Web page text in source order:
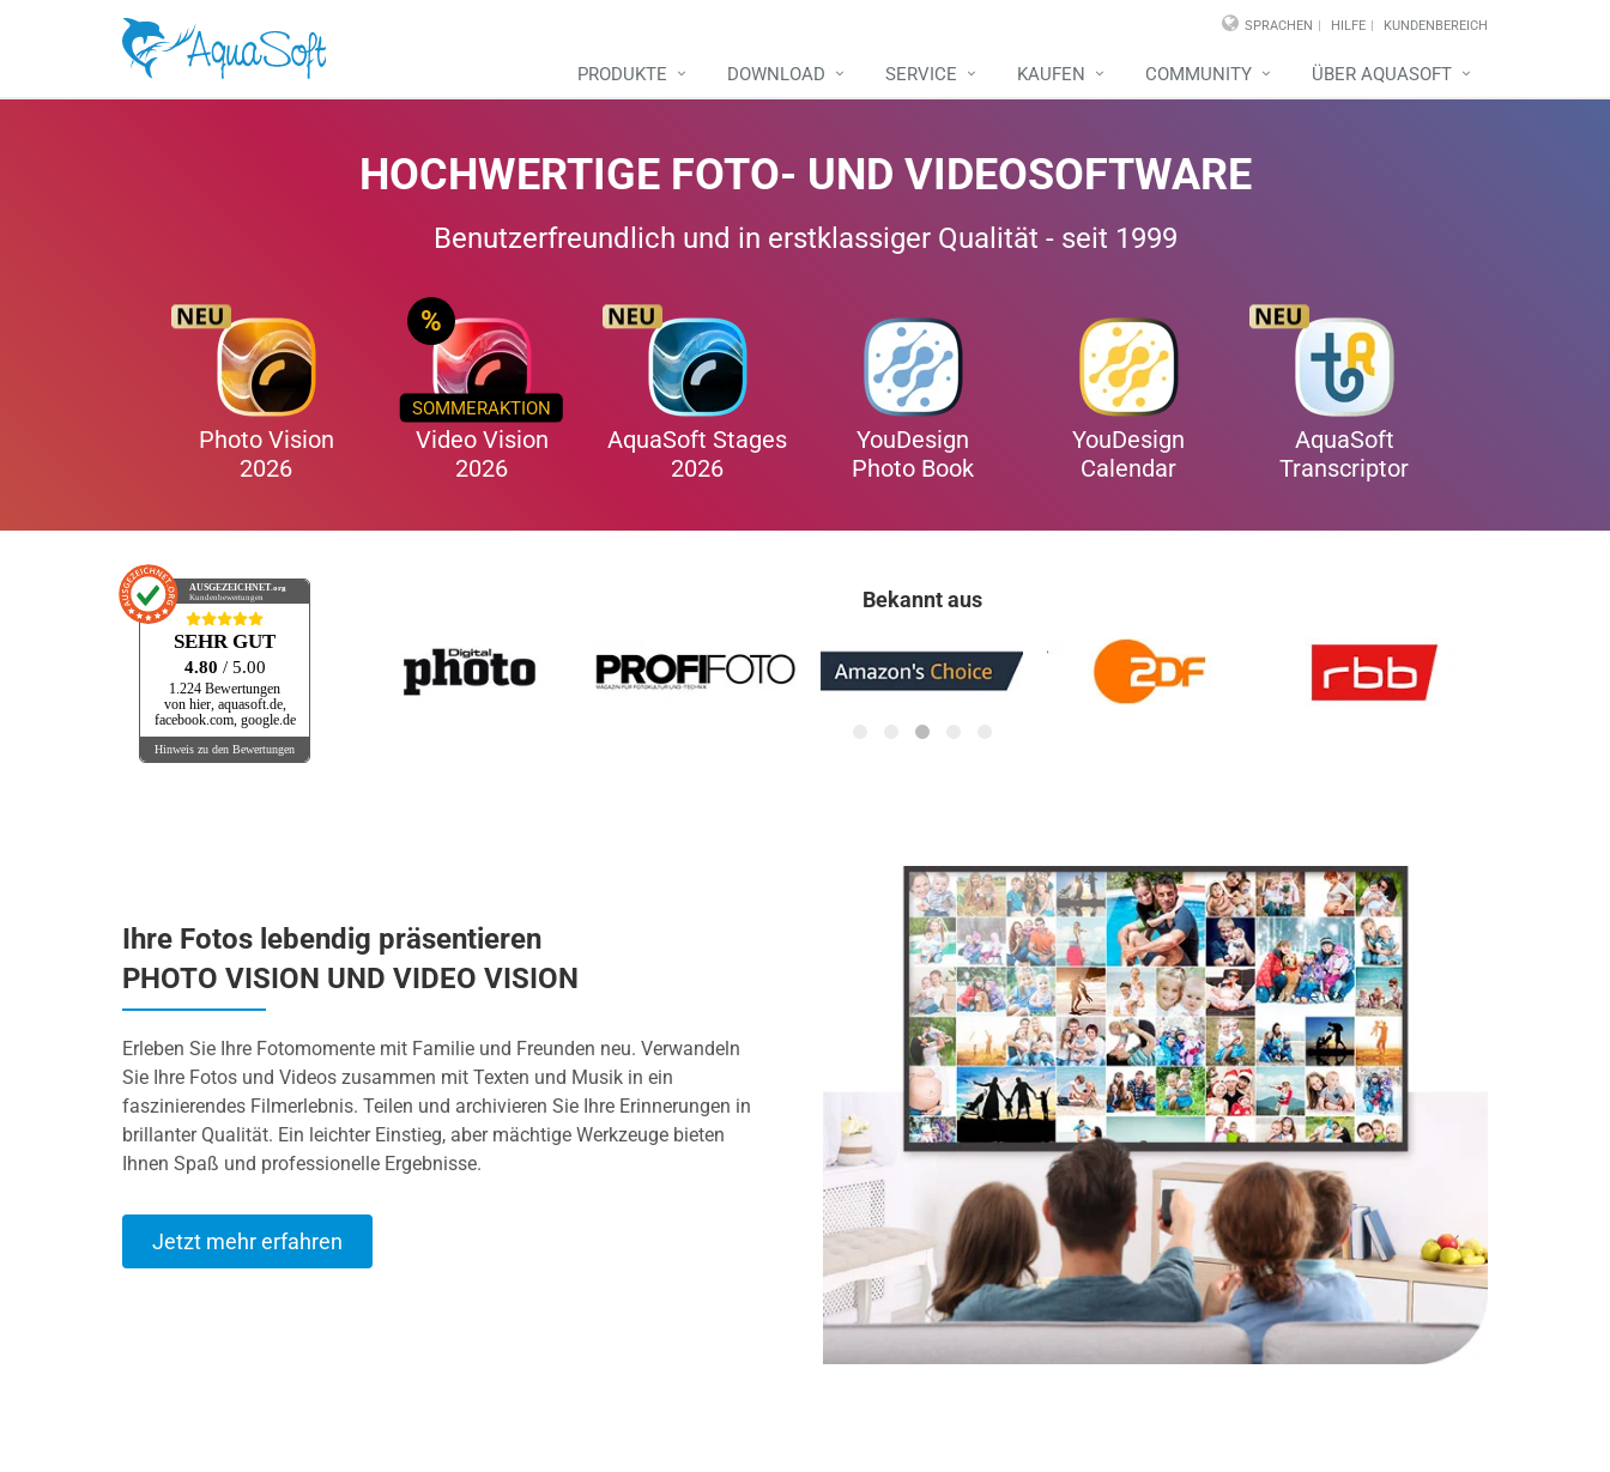
SPRACHEN HILFE KUNDENBEREICH
PRODUKTE DOWNLOAD SERVICE KAUFEN COMMUNITY ÜBER AQUASOFT
HOCHWERTIGE FOTO- UND VIDEOSOFTWARE
Benutzerfreundlich und in erstklassiger Qualität - seit 1999
Photo Vision
2026
%
SOMMERAKTION
Video Vision
2026
AquaSoft Stages
2026
YouDesign
Photo Book
YouDesign
Calendar
AquaSoft
Transcriptor
AUSGEZEICHNET .org
Kundenbewertungen
SEHR GUT
4.80 / 5.00
1.224 Bewertungen
von hier, aquasoft.de,
facebook.com, google.de
Hinweis zu den Bewertungen
Bekannt aus
Ihre Fotos lebendig präsentieren
PHOTO VISION UND VIDEO VISION
Erleben Sie Ihre Fotomomente mit Familie und Freunden neu. Verwandeln
Sie Ihre Fotos und Videos zusammen mit Texten und Musik in ein
faszinierendes Filmerlebnis. Teilen und archivieren Sie Ihre Erinnerungen in
brillanter Qualität. Ein leichter Einstieg, aber mächtige Werkzeuge bieten
Ihnen Spaß und professionelle Ergebnisse.
Jetzt mehr erfahren